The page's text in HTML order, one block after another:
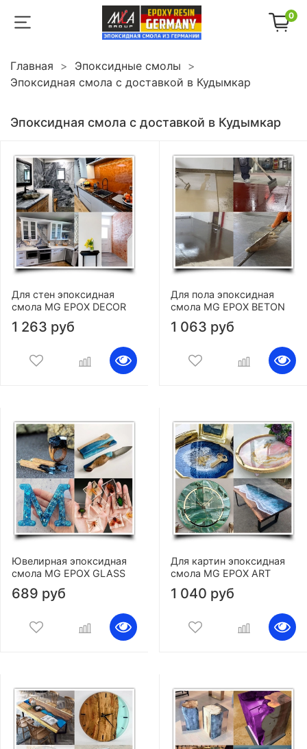
0
Главная
Эпоксидные смолы
Эпоксидная смола с доставкой в Кудымкар
Эпоксидная смола с доставкой в Кудымкар
Для стен эпоксидная
смола MG EPOX DECOR
1 263 руб
Для пола эпоксидная
смола MG EPOX BETON
1 063 руб
Ювелирная эпоксидная
смола MG EPOX GLASS
689 руб
Для картин эпоксидная
смола MG EPOX ART
1 040 руб